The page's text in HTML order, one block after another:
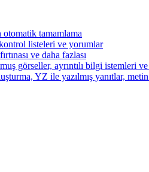
otomatik tamamlama
listeleri ve yorumlar
ve daha fazlası
görseller, ayrıntılı bilgi istemleri
YZ ile yazılmış yanıtlar,